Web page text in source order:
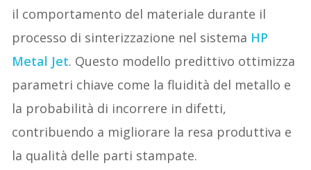
il comportamento del materiale durante il
processo di sinterizzazione nel sistema HP
Metal Jet. Questo modello predittivo ottimizza
parametri chiave come la fluidità del metallo e
la probabilità di incorrere in difetti,
contribuendo a migliorare la resa produttiva e
la qualità delle parti stampate.